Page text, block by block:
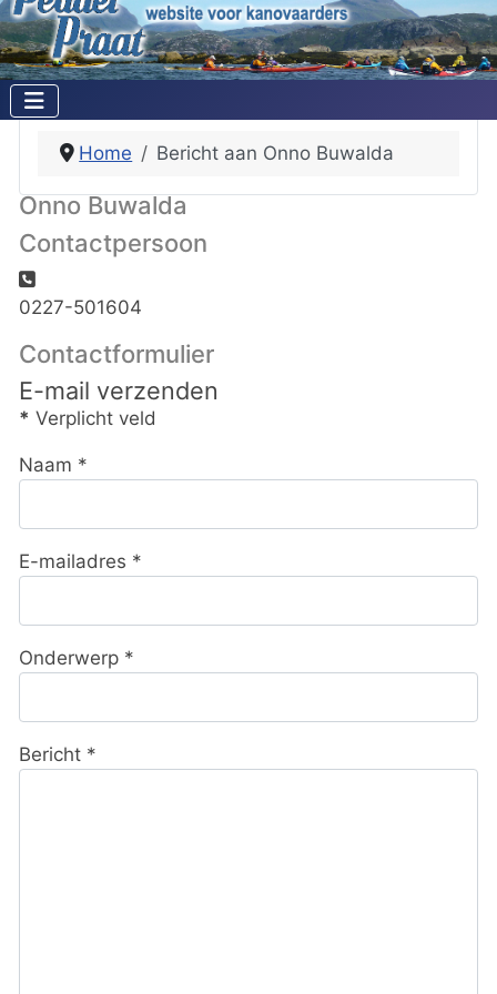
Home Bericht aan Onno Buwalda
Onno Buwalda
Contactpersoon
Telefoon:
0227-501604
Contactformulier
E-mail verzenden
* Verplicht veld
Naam *
E-mailadres *
Onderwerp *
Bericht *